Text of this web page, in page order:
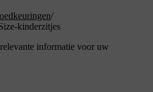
/
kinderzitjes
informatie voor uw